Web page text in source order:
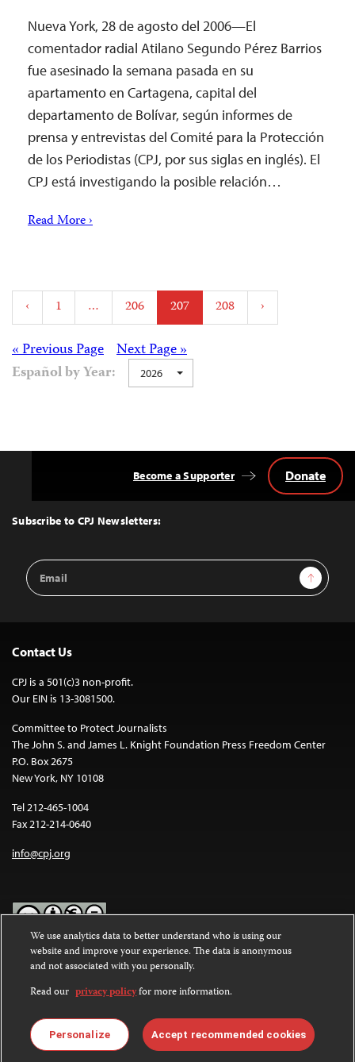
Nueva York, 28 de agosto del 2006—El
comentador radial Atilano Segundo Pérez Barrios
fue asesinado la semana pasada en su
apartamento en Cartagena, capital del
departamento de Bolívar, según informes de
prensa y entrevistas del Comité para la Protección
de los Periodistas (CPJ, por sus siglas en inglés). El
CPJ está investigando la posible relación…
Read More ›
Posts
pagination
‹ 1 … 206 207 208 ›
Posts
navigation
Next Page »
« Previous Page
Español by Year:
2026
Top
Subscribe to CPJ Newsletters:
Email
Address
Sign Up
Become a Supporter Donate
Contact Us
CPJ is a 501(c)3 non-profit.
Our EIN is 13-3081500.
Committee to Protect Journalists
The John S. and James L. Knight Foundation Press Freedom Center
P.O. Box 2675
New York, NY 10108
Tel 212-465-1004
Fax 212-214-0640
info@cpj.org
Except where noted, text on this website is licensed under a
Commons Attribution-NonCommercial-NoDerivatives 4.0
International License.
Images and other media are not covered by the Creative Commons
license. For more information about permissions, see ourFAQs
We use analytics data to better understand who is using our
website and improve your experience. The data is anonymous
and not associated with you personally.
Read our privacy policyfor more information.
Personalize Accept recommended cookies